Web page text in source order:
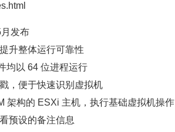
发布
升整体运行可靠性
均以 64 位进程运行
，便于快速识别虚拟机
架构的 ESXi 主机，执行基础虚拟机操作
预设的备注信息